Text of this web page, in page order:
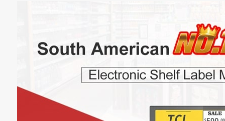
1,54-calowa elektroniczna
etykieta półki
2,13-calowa
cyfrowa metka z